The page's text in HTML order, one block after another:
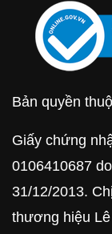
Bản quyền
Giấy chứng
0106410687
31/12/2013.
thương hiệu